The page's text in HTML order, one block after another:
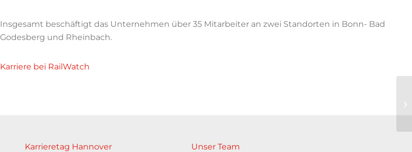
Insgesamt beschäftigt das Unternehmen über 35 Mitarbeiter an zwei Standorten in Bonn- Bad
Godesberg und Rheinbach.
Karriere bei RailWatch
Karrieretag Hannover
Unser Team